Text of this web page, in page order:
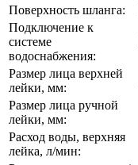
Поверхность шланга:
Подключение к
системе
водоснабжения:
Размер лица верхней
лейки, мм:
Размер лица ручной
лейки, мм:
Расход воды, верхняя
лейка, л/мин: